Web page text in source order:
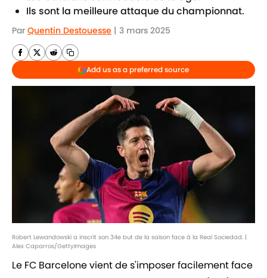
Ils sont la meilleure attaque du championnat.
Par Quentin Destouesse | 3 mars 2025
Add us as a preferred source
Robert Lewandowski a inscrit son 34e but de la saison face à la Real Sociedad. |
Alex Caparros/GettyImages
Le FC Barcelone vient de s'imposer facilement face